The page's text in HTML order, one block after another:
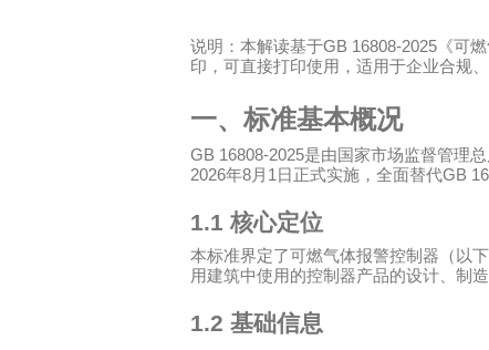
说明：本解读基于GB 16808-2025 《可
印，可直接打印使用，适用于企业合规
一、标准基本概况
GB 16808-2025是由国家市场监督管理
2026年8月 1 日正式实施，全面替代GB
1.1 核心定位
本标准界定了可燃气体报警控制器（以
用建筑中使用的控制器产品的设计、制
1.2 基础信息